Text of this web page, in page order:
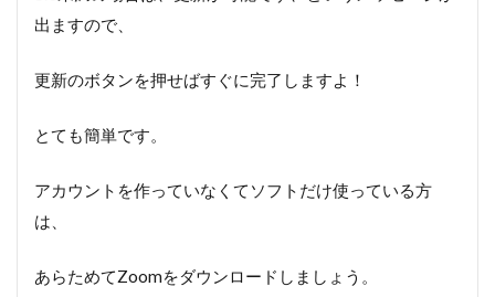
出ますので、
更新のボタンを押せばすぐに完了しますよ！
とても簡単です。
アカウントを作っていなくてソフトだけ使っている方
は、
あらためてZoomをダウンロードしましょう。